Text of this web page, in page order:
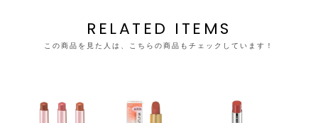
RELATED ITEMS
この商品を見た人は、こちらの商品もチェックしています！